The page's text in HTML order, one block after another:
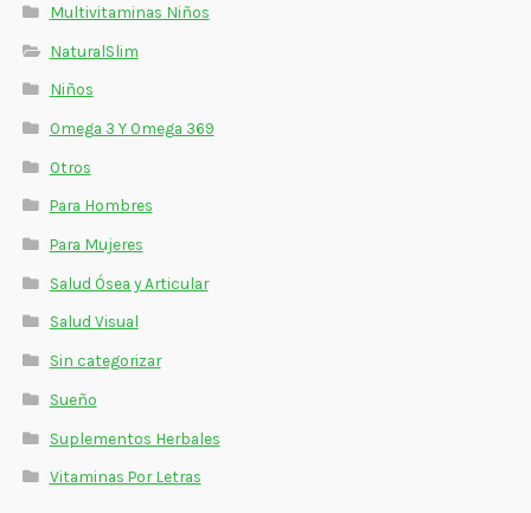
Multivitaminas Niños
NaturalSlim
Niños
Omega 3 Y Omega 369
Otros
Para Hombres
Para Mujeres
Salud Ósea y Articular
Salud Visual
Sin categorizar
Sueño
Suplementos Herbales
Vitaminas Por Letras